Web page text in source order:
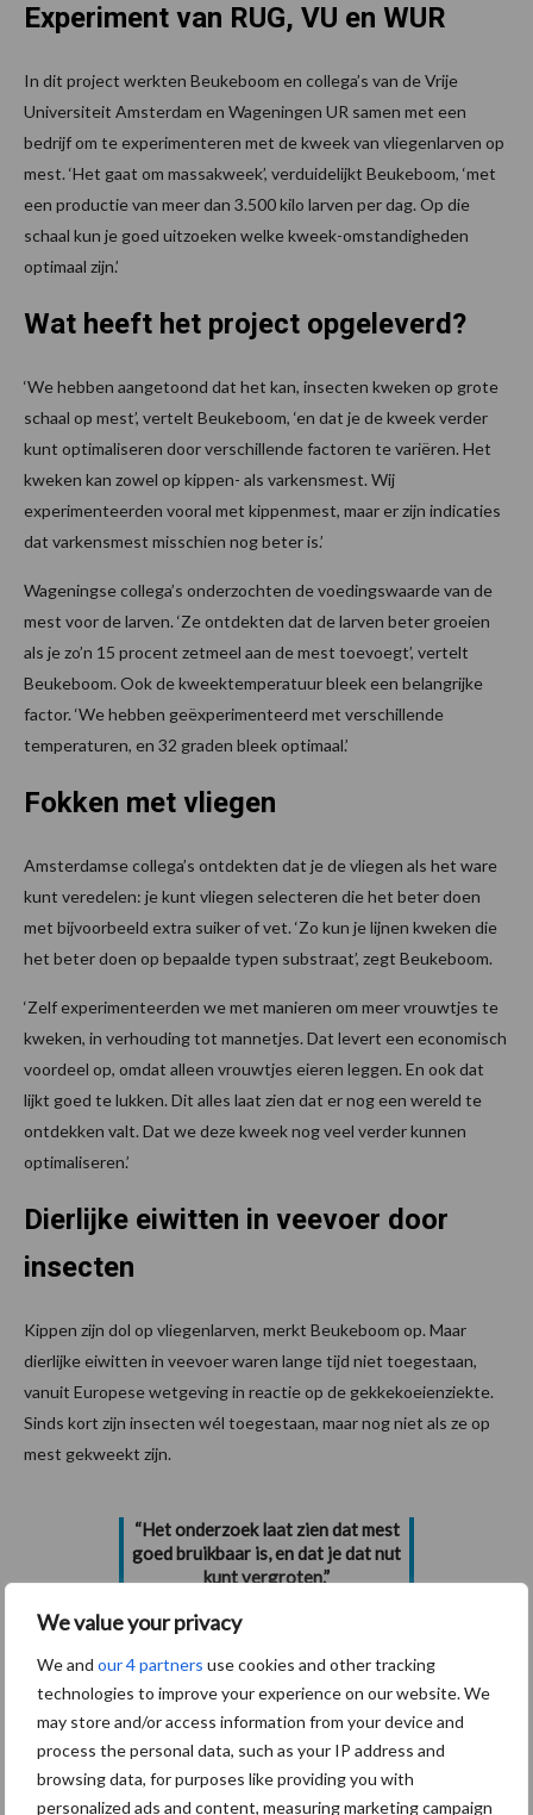
We value your privacy
We and our 4 partners use cookies and other tracking
technologies to improve your experience on our website. We
may store and/or access information from your device and
process the personal data, such as your IP address and
browsing data, for purposes like providing you with
personalized ads and content, measuring marketing campaign
Experiment van RUG, VU en WUR
In dit project werkten Beukeboom en collega’s van de Vrije
Universiteit Amsterdam en Wageningen UR samen met een
bedrijf om te experimenteren met de kweek van vliegenlarven op
mest. ‘Het gaat om massakweek’, verduidelijkt Beukeboom, ‘met
een productie van meer dan 3.500 kilo larven per dag. Op die
schaal kun je goed uitzoeken welke kweek-omstandigheden
optimaal zijn.’
Wat heeft het project opgeleverd?
‘We hebben aangetoond dat het kan, insecten kweken op grote
schaal op mest’, vertelt Beukeboom, ‘en dat je de kweek verder
kunt optimaliseren door verschillende factoren te variëren. Het
kweken kan zowel op kippen- als varkensmest. Wij
experimenteerden vooral met kippenmest, maar er zijn indicaties
dat varkensmest misschien nog beter is.’
Wageningse collega’s onderzochten de voedingswaarde van de
mest voor de larven. ‘Ze ontdekten dat de larven beter groeien
als je zo’n 15 procent zetmeel aan de mest toevoegt’, vertelt
Beukeboom. Ook de kweektemperatuur bleek een belangrijke
factor. ‘We hebben geëxperimenteerd met verschillende
temperaturen, en 32 graden bleek optimaal.’
Fokken met vliegen
Amsterdamse collega’s ontdekten dat je de vliegen als het ware
kunt veredelen: je kunt vliegen selecteren die het beter doen
met bijvoorbeeld extra suiker of vet. ‘Zo kun je lijnen kweken die
het beter doen op bepaalde typen substraat’, zegt Beukeboom.
‘Zelf experimenteerden we met manieren om meer vrouwtjes te
kweken, in verhouding tot mannetjes. Dat levert een economisch
voordeel op, omdat alleen vrouwtjes eieren leggen. En ook dat
lijkt goed te lukken. Dit alles laat zien dat er nog een wereld te
ontdekken valt. Dat we deze kweek nog veel verder kunnen
optimaliseren.’
Dierlijke eiwitten in veevoer door
insecten
Kippen zijn dol op vliegenlarven, merkt Beukeboom op. Maar
dierlijke eiwitten in veevoer waren lange tijd niet toegestaan,
vanuit Europese wetgeving in reactie op de gekkekoeienziekte.
Sinds kort zijn insecten wél toegestaan, maar nog niet als ze op
mest gekweekt zijn.
“Het onderzoek laat zien dat mest
goed bruikbaar is, en dat je dat nut
kunt vergroten.”
onderzoek levert daaraan een belangrijke bijdrage. Het laat zien
dat mest goed bruikbaar is, en dat je dat nut kunt vergroten.
Namelijk door aanpassingen aan de mest en de
kweekomstandigheden, en door selectieve kweek van de